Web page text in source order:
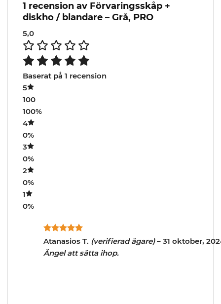
1 recension av Förvaringsskåp +
diskho / blandare – Grå, PRO
5,0
Baserat på 1 recension
5
100
100%
4
0%
3
0%
2
0%
1
0%
Betygsatt5
av 5
Atanasios T. (verifierad ägare) – 31 oktober,
Ängel att sätta ihop.